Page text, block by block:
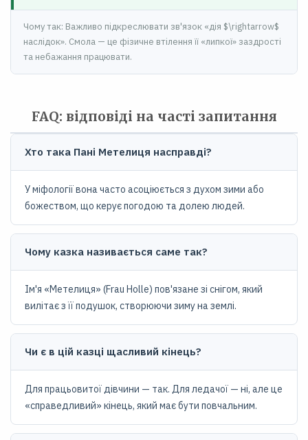
Чому так: Важливо підкреслювати зв'язок «дія $\rightarrow$
наслідок». Смола — це фізичне втілення її «липкої» заздрості
та небажання працювати.
FAQ: відповіді на часті запитання
Хто така Пані Метелиця насправді?
У міфології вона часто асоціюється з духом зими або
божеством, що керує погодою та долею людей.
Чому казка називається саме так?
Ім'я «Метелиця» (Frau Holle) пов'язане зі снігом, який
вилітає з її подушок, створюючи зиму на землі.
Чи є в цій казці щасливий кінець?
Для працьовитої дівчини — так. Для ледачої — ні, але це
«справедливий» кінець, який має бути повчальним.